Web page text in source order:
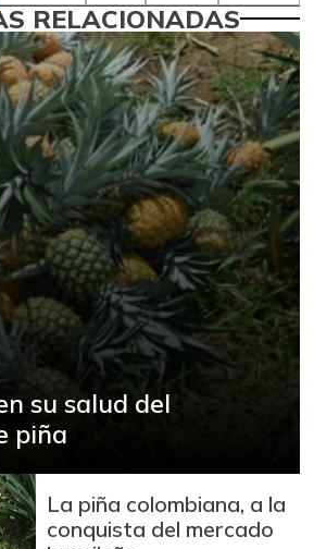
RELACIONADAS
su salud del
piña
La piña colombiana, a la
conquista del mercado